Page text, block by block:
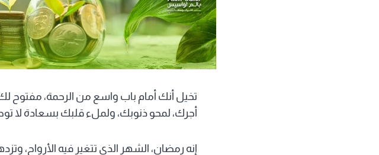
تخيل أنك أمام باب واسع من الرحمة،
أجرك، لمحو ذنوبك، ولملء قلبك بسعادة لا
إنه رمضان، الشهر الذي تتغير فيه الأرواح،